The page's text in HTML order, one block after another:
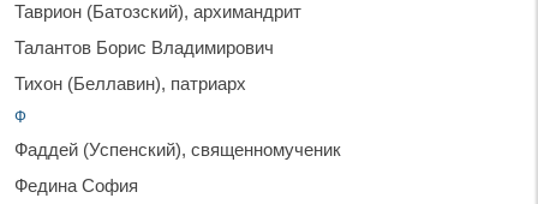
Таврион (Батозский), архимандрит
Талантов Борис Владимирович
Тихон (Беллавин), патриарх
Ф
Фаддей (Успенский), священномученик
Федина София